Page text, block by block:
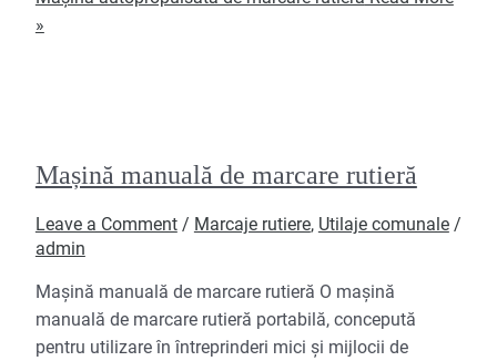
»
Mașină manuală de marcare rutieră
Leave a Comment / Marcaje rutiere, Utilaje comunale/
admin
Mașină manuală de marcare rutieră O mașină
manuală de marcare rutieră portabilă, concepută
pentru utilizare în întreprinderi mici și mijlocii de